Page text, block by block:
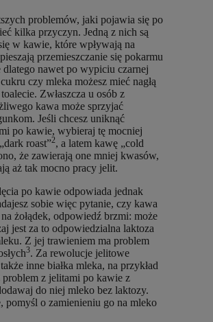
problemów, jaki pojawia się po
kilka przyczyn. Jedną z nich są
w kawie, które wpływają na
przemieszczanie się pokarmu
dlatego nawet po wypiciu czarnej
czy mleka możesz mieć nagłą
Zwłaszcza u osób z
kawa może sprzyjać
Jeśli chcesz uniknąć
po kawie, wybieraj tę mocniej
roast”2, a latem kawę „cold
że zawierają one mniej kwasów,
aż tak mocno pracy jelit.
po kawie odpowiada jednak
sobie więc pytanie, czy kawa
żołądek, odpowiedź brzmi: może
jest za to odpowiedzialna laktoza
Z jej trawieniem ma problem
3. Za rewolucje jelitowe
inne białka mleka, na przykład
problem z jelitami po kawie z
do niej mleko bez laktozy.
pomyśl o zamienieniu go na mleko